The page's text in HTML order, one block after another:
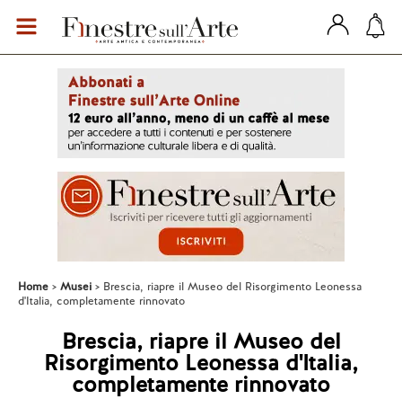
Home Musei
Brescia, riapre il Museo del Risorgimento Leonessa
d'Italia, completamente rinnovato
Brescia, riapre il Museo del
Risorgimento Leonessa d'Italia,
completamente rinnovato